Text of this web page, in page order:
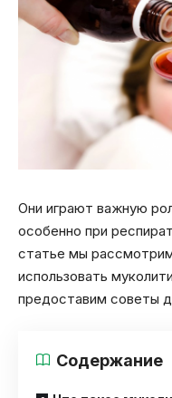
Они играют важную
особенно при
статье мы
использовать
предоставим советы
Содержание